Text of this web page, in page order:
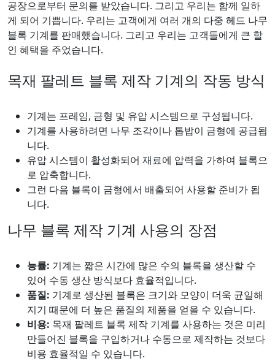
공장으로부터 문의를 받았습니다. 그리고 우리는 함께 일하
게 되어 기쁩니다. 우리는 고객에게 여러 개의 다중 헤드 나무
블록 기계를 판매했습니다. 그리고 우리는 고객들에게 큰 할
인 혜택을 주었습니다.
목재 팔레트 블록 제작 기계의 작동 방식
기계는 프레임, 금형 및 유압 시스템으로 구성됩니다.
기계를 사용하려면 나무 조각이나 톱밥이 금형에 공급됩
니다.
유압 시스템이 활성화되어 재료에 압력을 가하여 블록으
로 압축합니다.
그런 다음 블록이 금형에서 배출되어 사용할 준비가 됩
니다.
나무 블록 제작 기계 사용의 장점
능률: 기계는 짧은 시간에 많은 수의 블록을 생산할 수
있어 수동 생산 방식보다 효율적입니다.
품질: 기계로 생산된 블록은 크기와 모양이 더욱 균일해
지기 때문에 더 높은 품질의 제품을 얻을 수 있습니다.
비용: 목재 팔레트 블록 제작 기계를 사용하는 것은 미리
만들어진 블록을 구입하거나 수동으로 제작하는 것보다
비용 효율적일 수 있습니다.